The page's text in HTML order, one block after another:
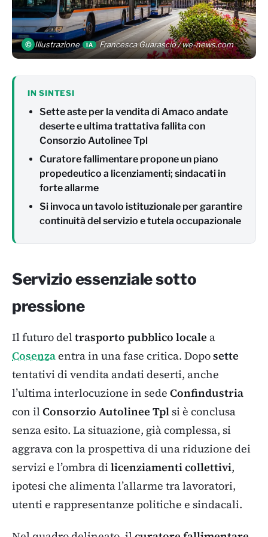
© Illustrazione IA Francesca Guarascio / we-news.com
IN SINTESI
Sette aste per la vendita di Amaco andate
deserte e ultima trattativa fallita con
Consorzio Autolinee Tpl
Curatore fallimentare propone un piano
propedeutico a licenziamenti; sindacati in
forte allarme
Si invoca un tavolo istituzionale per garantire
continuità del servizio e tutela occupazionale
Servizio essenziale sotto
pressione
Il futuro deltrasporto pubblico locale a
Cosenzaentra in una fase critica. Doposette
tentativi di vendita andati deserti, anche
l’ultima interlocuzione in sede Confindustria
con ilConsorzio Autolinee Tpl si è conclusa
senza esito. La situazione, già complessa, si
aggrava con la prospettiva di una riduzione dei
servizi e l’ombra dilicenziamenti collettivi,
ipotesi che alimenta l’allarme tra lavoratori,
utenti e rappresentanze politiche e sindacali.